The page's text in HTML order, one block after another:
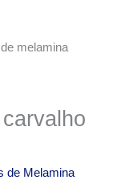
melamina
de Melamina